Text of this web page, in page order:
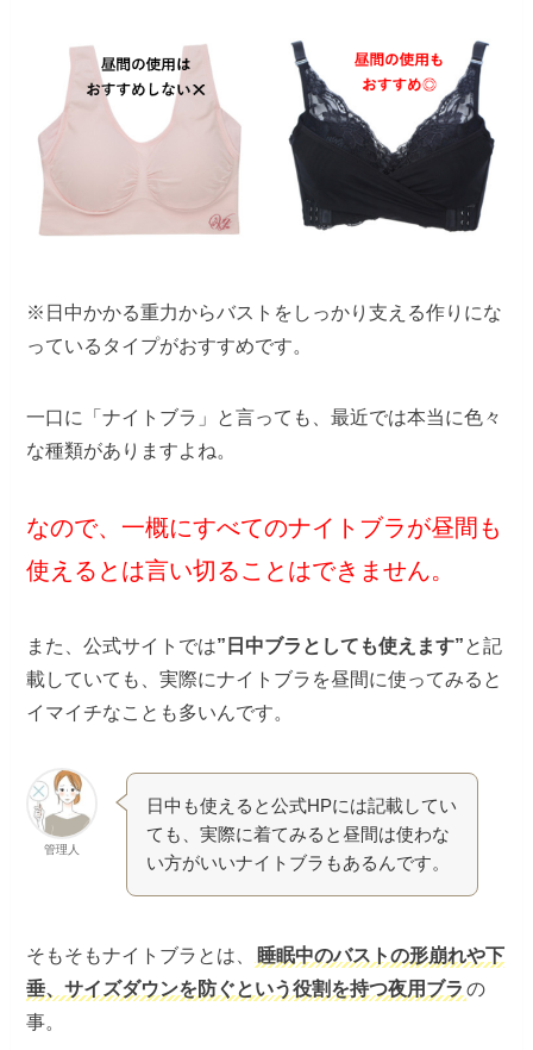
※日中かかる重力からバストをしっかり支える作りにな
っているタイプがおすすめです。
一口に「ナイトブラ」と言っても、最近では本当に色々
な種類がありますよね。
なので、一概にすべてのナイトブラが昼間も
使えるとは言い切ることはできません。
また、公式サイトでは”日中ブラとしても使えます”と記
載していても、実際にナイトブラを昼間に使ってみると
イマイチなことも多いんです。
管理人
日中も使えると公式HPには記載してい
ても、実際に着てみると昼間は使わな
い方がいいナイトブラもあるんです。
そもそもナイトブラとは、
睡眠中のバストの形崩れや下
垂、サイズダウンを防ぐという役割を持つ夜用ブラ の
事。